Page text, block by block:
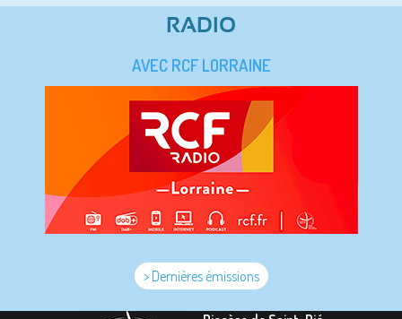
RADIO
AVEC RCF LORRAINE
> Dernières émissions